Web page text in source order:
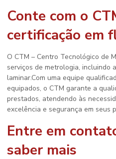
Conte com o
certificação em
O CTM – Centro Tecnológico de
serviços de metrologia, incluindo a
laminar.Com uma equipe
equipados, o CTM garante a
prestados, atendendo às
excelência e segurança em seus
Entre em
saber mais